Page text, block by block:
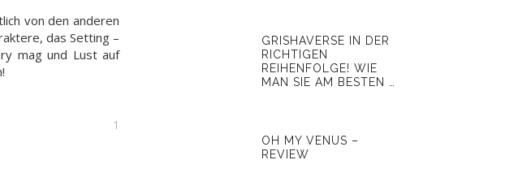
von den anderen
das Setting –
mag und Lust auf
1
GRISHAVERSE IN DER
RICHTIGEN
REIHENFOLGE! WIE
MAN SIE AM BESTEN …
OH MY VENUS –
REVIEW